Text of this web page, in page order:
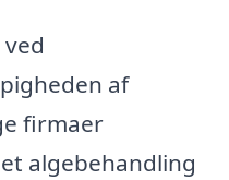
af
firmaer
algebehandling